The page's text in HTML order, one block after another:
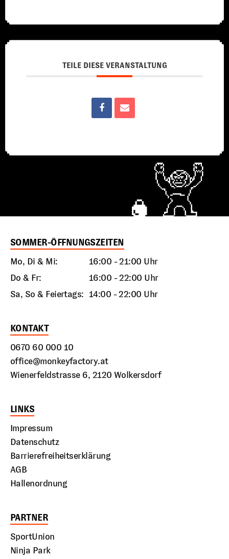
TEILE DIESE VERANSTALTUNG
SOMMER-ÖFFNUNGSZEITEN
Mo, Di & Mi:
16:00 - 21:00 Uhr
Do & Fr:
16:00 - 22:00 Uhr
Sa, So & Feiertags: 14:00 - 22:00 Uhr
KONTAKT
0670 60 000 10
office@monkeyfactory.at
Wienerfeldstrasse 6, 2120 Wolkersdorf
LINKS
Impressum
Datenschutz
Barrierefreiheitserklärung
AGB
Hallenordnung
PARTNER
SportUnion
Ninja Park